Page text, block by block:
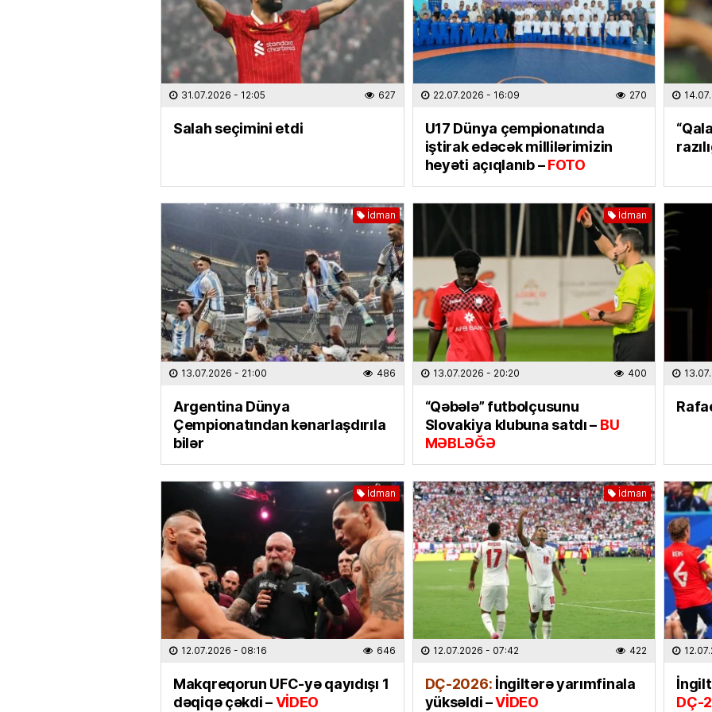
ÖLKƏ
8 gün
ÖLKƏ
Ulduz
DÜNYA
kimliyi
etdi –
HADISƏ
31.07.2026 - 12:05 627
Salah seçimini etdi
22.07.2026 - 16:09 270
U17 Dünya çempionatında
iştirak edəcək millilərimizin
heyəti açıqlanıb –FOTO
İdman
13.07.2026 - 21:00 486
Argentina Dünya
Çempionatından kənarlaşdırıla
bilər
İdman
13.07.2026 - 20:20 400
“Qəbələ” futbolçusunu
Slovakiya klubuna satdı –BU
MƏBLƏĞƏ
İdman
12.07.2026 - 08:16 646
Makqreqorun UFC-yə qayıdışı 1
dəqiqə çəkdi –VİDEO
İdman
12.07.2026 - 07:42 422
DÇ-2026:İngiltərə yarımfinala
yüksəldi –VİDEO
DÇ-